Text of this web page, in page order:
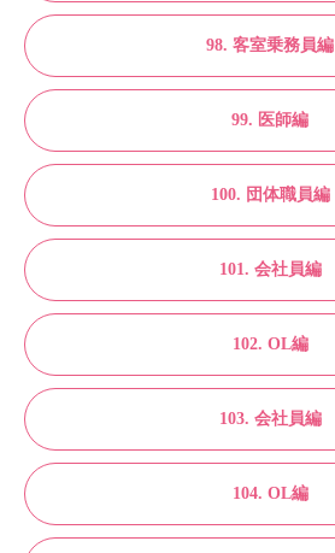
98. 客室乗務員編
99. 医師編
100. 団体職員編
101. 会社員編
102. OL編
103. 会社員編
104. OL編